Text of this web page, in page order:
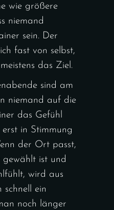
wie größere
niemand
sein. Der
fast von selbst,
das Ziel.
sind am
niemand auf die
das Gefühl
in Stimmung
der Ort passt,
ist und
wird aus
schnell ein
noch länger